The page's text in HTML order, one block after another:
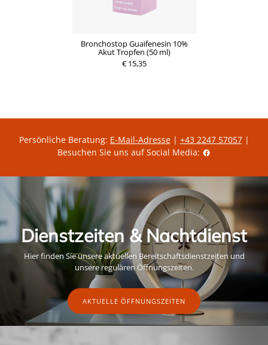
Bronchostop Guaifenesin 10%
Akut Tropfen (50 ml)
€ 15,35
Persönliche Beratung: E-Mail-Adresse| +43 2247 57057|
Besuchen Sie uns auf Social Media:
Dienstzeiten & Nachtdienst
Hier finden Sie unsere aktuellen Bereitschaftsdienstzeiten und
unsere regulären Öffnungszeiten.
AKTUELLE ÖFFNUNGSZEITEN